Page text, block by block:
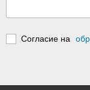
Согласие на